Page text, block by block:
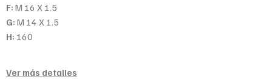
F: M 16 X 1.5
G: M 14 X 1.5
H: 160
Ver más detalles